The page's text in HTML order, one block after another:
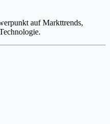
auf Markttrends,